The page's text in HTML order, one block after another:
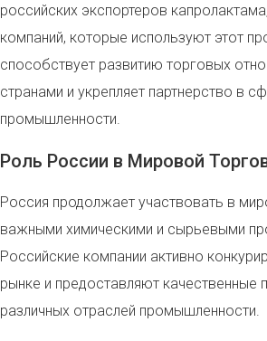
российских экспортеров
компаний, которые используют этот
способствует развитию торговых
странами и укрепляет партнерство в
промышленности.
Роль России в Мировой
Россия продолжает участвовать в
важными химическими и сырьевыми
Российские компании активно
рынке и предоставляют качественные
различных отраслей промышленности.